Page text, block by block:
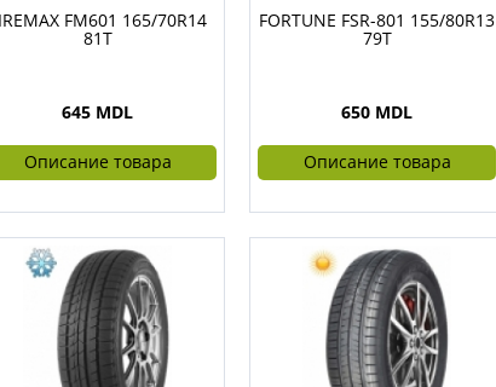
FM601 165/70R14
81T
645 MDL
Описание товара
FORTUNE FSR-801 155/80R13
79T
650 MDL
Описание товара